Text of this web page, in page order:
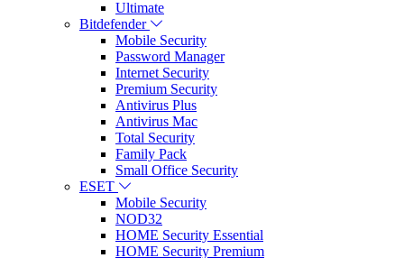
Ultimate
Bitdefender
Mobile Security
Password Manager
Internet Security
Premium Security
Antivirus Plus
Antivirus Mac
Total Security
Family Pack
Small Office Security
ESET
Mobile Security
NOD32
HOME Security Essential
HOME Security Premium